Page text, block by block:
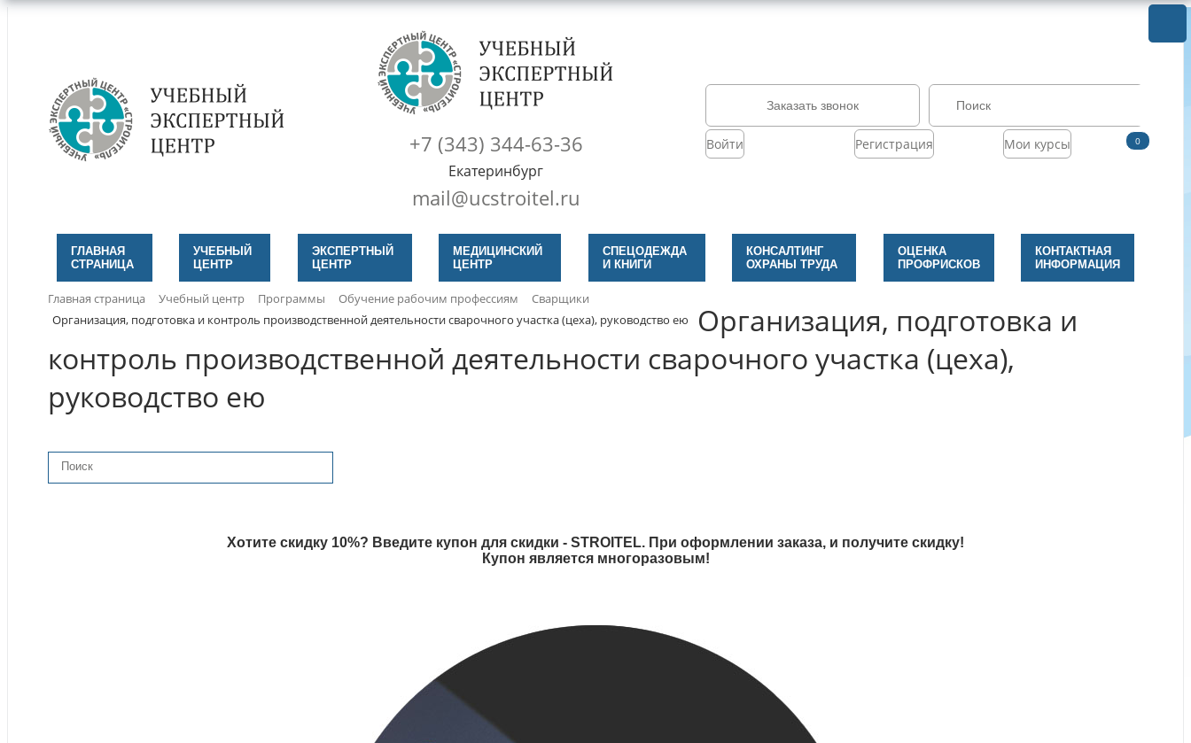
+7 (343) 344-63-36
Екатеринбург
mail@ucstroitel.ru
Заказать звонок
Войти Регистрация Мои курсы 0
ГЛАВНАЯ
СТРАНИЦА
УЧЕБНЫЙ
ЦЕНТР
ЭКСПЕРТНЫЙ
ЦЕНТР
МЕДИЦИНСКИЙ
ЦЕНТР
СПЕЦОДЕЖДА
И КНИГИ
КОНСАЛТИНГ
ОХРАНЫ ТРУДА
ОЦЕНКА
ПРОФРИСКОВ
КОНТАКТНАЯ
ИНФОРМАЦИЯ
Главная страница Учебный центр Программы Обучение рабочим профессиям
Сварщики
Организация, подготовка и контроль производственной деятельности сварочного участка (цеха), руководство ею
Организация, подготовка и
контроль производственной деятельности сварочного участка (цеха),
руководство ею
Хотите скидку 10%? Введите купон для скидки - STROITEL. При оформлении заказа, и получите скидку!
Купон является многоразовым!